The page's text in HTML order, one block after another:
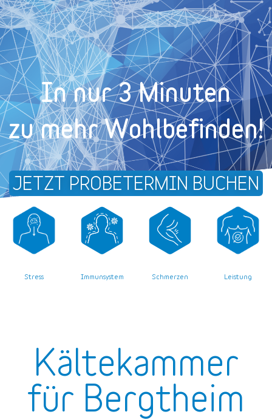
In nur 3 Minuten
zu mehr Wohl­befinden!
JETZT PROBETERMIN BUCHEN
Stress Immunsystem Schmerzen Leistung
Kältekammer
für Bergtheim